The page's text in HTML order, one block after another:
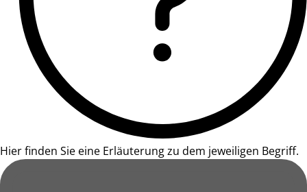
Hier finden Sie eine Erläuterung zu dem jeweiligen Begriff.